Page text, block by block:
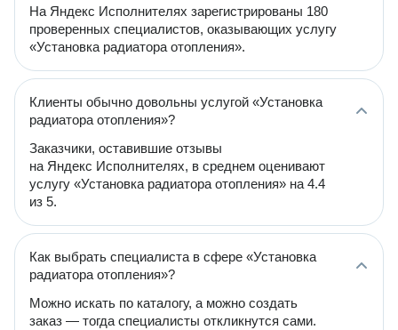
На Яндекс Исполнителях зарегистрированы 180
проверенных специалистов, оказывающих услугу
«Установка радиатора отопления».
Клиенты обычно довольны услугой «Установка
радиатора отопления»?
Заказчики, оставившие отзывы
на Яндекс Исполнителях, в среднем оценивают
услугу «Установка радиатора отопления» на 4.4
из 5.
Как выбрать специалиста в сфере «Установка
радиатора отопления»?
Можно искать по каталогу, а можно создать
заказ — тогда специалисты откликнутся сами.